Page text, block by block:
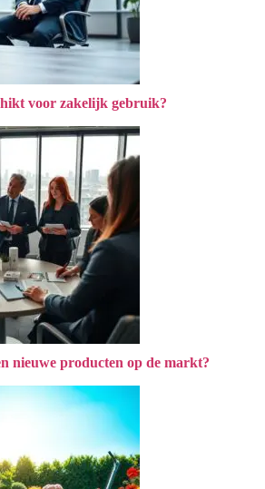
voor zakelijk gebruik?
nieuwe producten op de markt?